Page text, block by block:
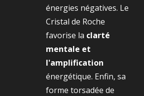
énergies négatives. Le
Cristal de Roche
favorise la clarté
mentale et
l'amplification
énergétique. Enfin, sa
forme torsadée de